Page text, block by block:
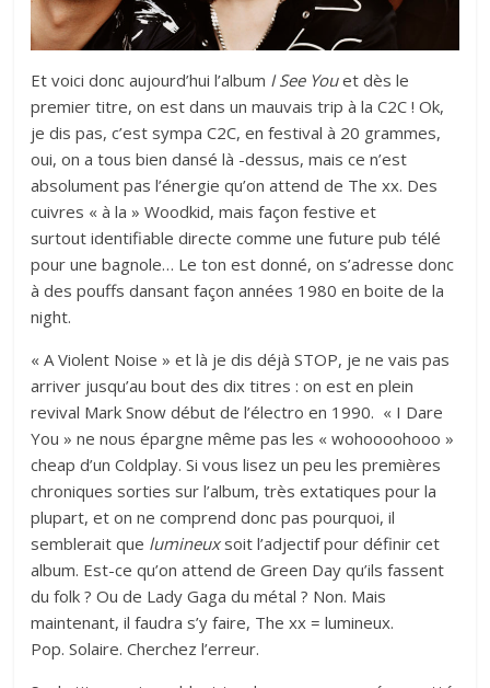
Et voici donc aujourd’hui l’album I See Youet dès le
premier titre, on est dans un mauvais trip à la C2C ! Ok,
je dis pas, c’est sympa C2C, en festival à 20 grammes,
oui, on a tous bien dansé là -dessus, mais ce n’est
absolument pas l’énergie qu’on attend de The xx. Des
cuivres « à la » Woodkid, mais façon festive et
surtout identifiable directe comme une future pub télé
pour une bagnole… Le ton est donné, on s’adresse donc
à des pouffs dansant façon années 1980 en boite de la
night.
« A Violent Noise » et là je dis déjà STOP, je ne vais pas
arriver jusqu’au bout des dix titres : on est en plein
revival Mark Snow début de l’électro en 1990. « I Dare
You » ne nous épargne même pas les « wohoooohooo »
cheap d’un Coldplay. Si vous lisez un peu les premières
chroniques sorties sur l’album, très extatiques pour la
plupart, et on ne comprend donc pas pourquoi, il
semblerait que lumineuxsoit l’adjectif pour définir cet
album. Est-ce qu’on attend de Green Day qu’ils fassent
du folk ? Ou de Lady Gaga du métal ? Non. Mais
maintenant, il faudra s’y faire, The xx = lumineux.
Pop. Solaire. Cherchez l’erreur.